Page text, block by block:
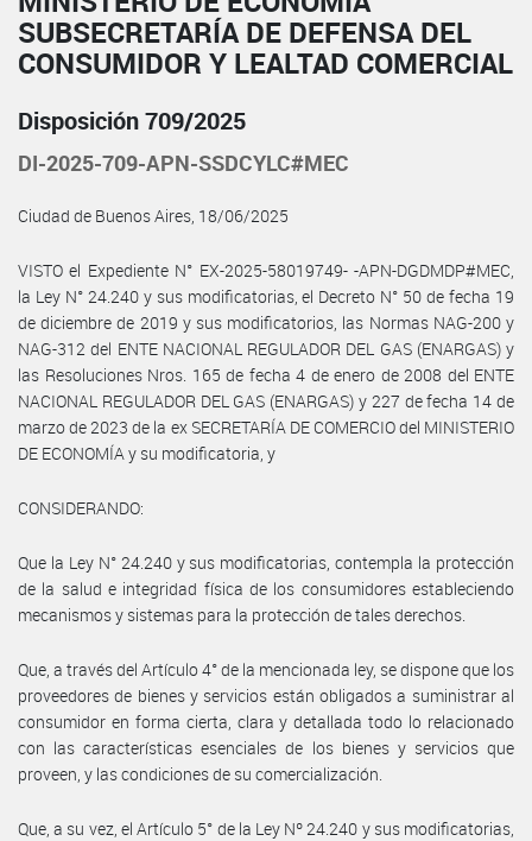
SUBSECRETARÍA DE DEFENSA DEL
CONSUMIDOR Y LEALTAD COMERCIAL
Disposición 709/2025
DI-2025-709-APN-SSDCYLC#MEC
Ciudad de Buenos Aires, 18/06/2025
VISTO el Expediente N° EX-2025-58019749- -APN-DGDMDP#MEC,
la Ley N° 24.240 y sus modificatorias, el Decreto N° 50 de fecha 19
de diciembre de 2019 y sus modificatorios, las Normas NAG-200 y
NAG-312 del ENTE NACIONAL REGULADOR DEL GAS (ENARGAS) y
las Resoluciones Nros. 165 de fecha 4 de enero de 2008 del ENTE
NACIONAL REGULADOR DEL GAS (ENARGAS) y 227 de fecha 14 de
marzo de 2023 de la ex SECRETARÍA DE COMERCIO del MINISTERIO
DE ECONOMÍA y su modificatoria, y
CONSIDERANDO:
Que la Ley N° 24.240 y sus modificatorias, contempla la protección
de la salud e integridad física de los consumidores estableciendo
mecanismos y sistemas para la protección de tales derechos.
Que, a través del Artículo 4° de la mencionada ley, se dispone que los
proveedores de bienes y servicios están obligados a suministrar al
consumidor en forma cierta, clara y detallada todo lo relacionado
con las características esenciales de los bienes y servicios que
proveen, y las condiciones de su comercialización.
Que, a su vez, el Artículo 5° de la Ley Nº 24.240 y sus modificatorias,